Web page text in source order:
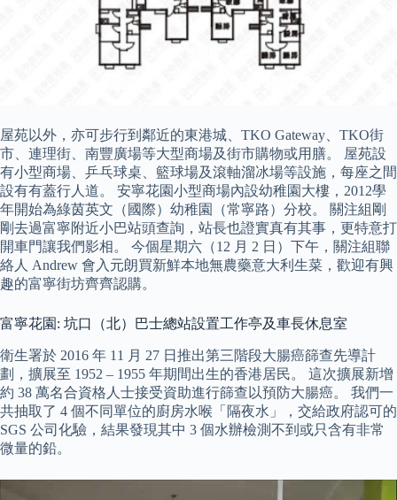
屋苑以外，亦可步行到鄰近的東港城、TKO Gateway、TKO街
市、連理街、南豐廣場等大型商場及街市購物或用膳。 屋苑設
有小型商場、乒乓球桌、籃球場及滾軸溜冰場等設施，每座之間
設有有蓋行人道。 安寧花園小型商場內設幼稚園大樓，2012學
年開始為綠茵英文（國際）幼稚園（常寧路）分校。 關注組剛
剛去過富寧附近小巴站頭查詢，站長也證實真有其事，更特意打
開車門讓我們影相。 今個星期六（12 月 2 日）下午，關注組聯
絡人 Andrew 會入元朗買新鮮本地無農藥意大利生菜，歡迎有興
趣的富寧街坊齊齊認購。
富寧花園: 坑口（北）巴士總站設置工作亭及車長休息室
衛生署於 2016 年 11 月 27 日推出第三階段大腸癌篩查先導計
劃，擴展至 1952 – 1955 年期間出生的香港居民。 這次擴展新增
約 38 萬名合資格人士接受資助進行篩查以預防大腸癌。 我們一
共抽取了 4 個不同單位的廚房水喉「隔夜水」，交給政府認可的
SGS 公司化驗，結果發現其中 3 個水辦檢測不到或只含有非常
微量的鉛。